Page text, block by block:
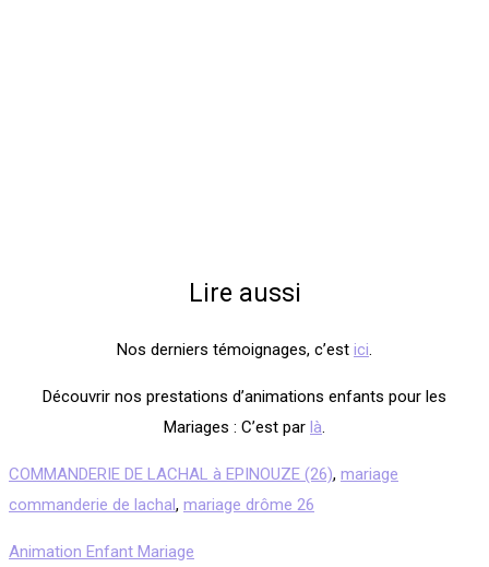
Lire aussi
Nos derniers témoignages, c’est ici.
Découvrir nos prestations d’animations enfants pour les
Mariages : C’est par là.
COMMANDERIE DE LACHAL à EPINOUZE (26), mariage
commanderie de lachal, mariage drôme 26
Animation Enfant Mariage